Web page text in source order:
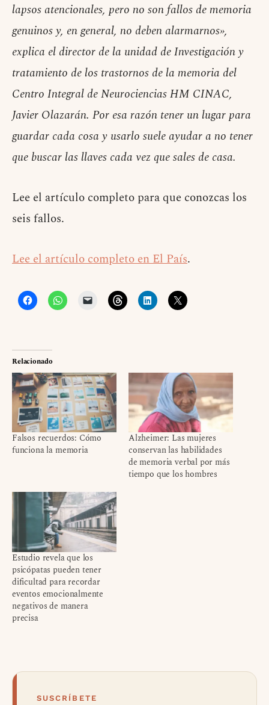
lapsos atencionales, pero no son fallos de memoria
genuinos y, en general, no deben alarmarnos»,
explica el director de la unidad de Investigación y
tratamiento de los trastornos de la memoria del
Centro Integral de Neurociencias HM CINAC,
Javier Olazarán. Por esa razón tener un lugar para
guardar cada cosa y usarlo suele ayudar a no tener
que buscar las llaves cada vez que sales de casa.
Lee el artículo completo para que conozcas los
seis fallos.
Lee el artículo completo en El País.
Relacionado
Falsos recuerdos: Cómo
funciona la memoria
Alzheimer: Las mujeres
conservan las habilidades
de memoria verbal por más
tiempo que los hombres
Estudio revela que los
psicópatas pueden tener
dificultad para recordar
eventos emocionalmente
negativos de manera
precisa
SUSCRÍBETE